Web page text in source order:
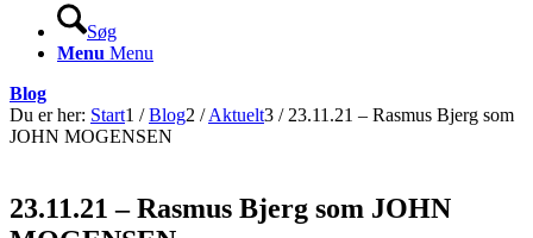
Søg
Menu Menu
Blog
Du er her: Start1 / Blog2 / Aktuelt3 / 23.11.21 – Rasmus Bjerg som
JOHN MOGENSEN
23.11.21 – Rasmus Bjerg som JOHN